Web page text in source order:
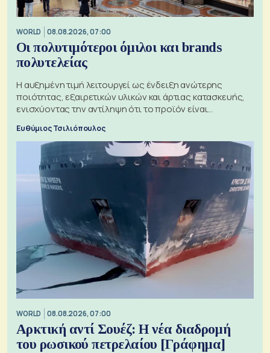
WORLD 08.08.2026, 07:00
Οι πολυτιμότεροι όμιλοι και brands
πολυτελείας
Η αυξημένη τιμή λειτουργεί ως ένδειξη ανώτερης
ποιότητας, εξαιρετικών υλικών και άρτιας κατασκευής,
ενισχύοντας την αντίληψη ότι το προϊόν είναι
ξεχωριστό
Ευθύμιος Τσιλιόπουλος
WORLD 08.08.2026, 07:00
Αρκτική αντί Σουέζ: Η νέα διαδρομή
του ρωσικού πετρελαίου [Γράφημα]